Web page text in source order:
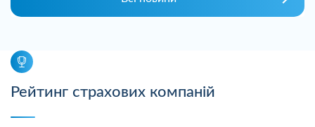
Рейтинг страхових компаній